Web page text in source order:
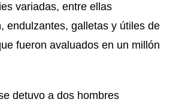
variadas, entre ellas
endulzantes, galletas y útiles de
fueron avaluados en un millón
detuvo a dos hombres